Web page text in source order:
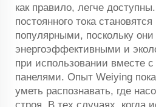
как правило, легче
постоянного тока
популярными, поскольку
энергоэффективными и
при использовании вместе
панелями. Опыт Weiying
уметь распознавать, где